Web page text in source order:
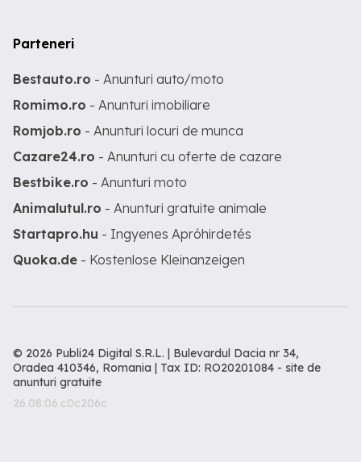
Parteneri
Bestauto.ro - Anunturi auto/moto
Romimo.ro - Anunturi imobiliare
Romjob.ro - Anunturi locuri de munca
Cazare24.ro - Anunturi cu oferte de cazare
Bestbike.ro - Anunturi moto
Animalutul.ro - Anunturi gratuite animale
Startapro.hu - Ingyenes Apróhirdetés
Quoka.de - Kostenlose Kleinanzeigen
© 2026 Publi24 Digital S.R.L. | Bulevardul Dacia nr 34,
Oradea 410346, Romania | Tax ID: RO20201084 - site de
anunturi gratuite
26.08.06.c0c206c